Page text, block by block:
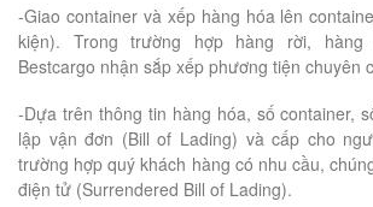
-Giao container và xếp hàng hóa lên
kiện). Trong trường hợp hàng rời,
Bestcargo nhận sắp xếp phương tiện chuyên
-Dựa trên thông tin hàng hóa, số container,
lập vận đơn (Bill of Lading) và cấp cho
trường hợp quý khách hàng có nhu cầu,
điện tử (Surrendered Bill of Lading).